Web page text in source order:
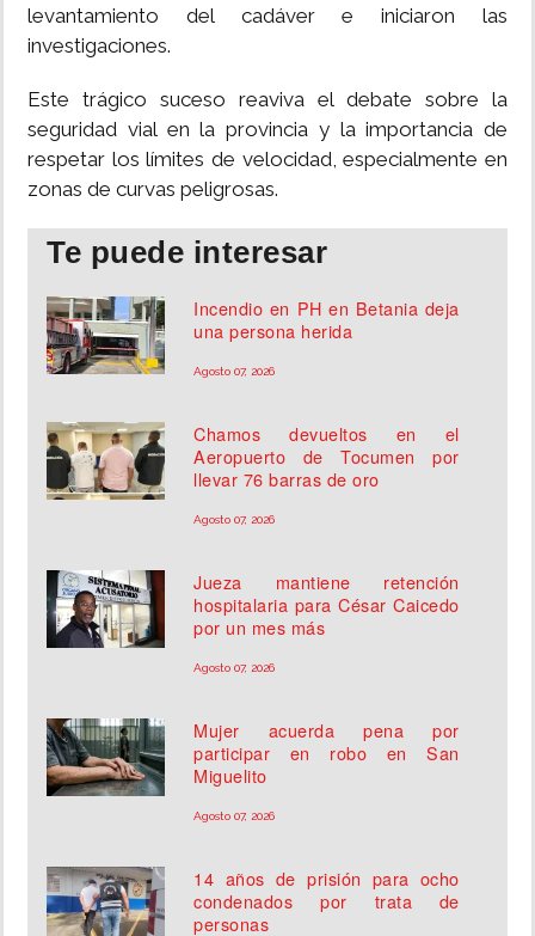
levantamiento del cadáver e iniciaron las
investigaciones.
Este trágico suceso reaviva el debate sobre la
seguridad vial en la provincia y la importancia de
respetar los límites de velocidad, especialmente en
zonas de curvas peligrosas.
Te puede interesar
Incendio en PH en Betania deja
una persona herida
Agosto 07, 2026
Chamos devueltos en el
Aeropuerto de Tocumen por
llevar 76 barras de oro
Agosto 07, 2026
Jueza mantiene retención
hospitalaria para César Caicedo
por un mes más
Agosto 07, 2026
Mujer acuerda pena por
participar en robo en San
Miguelito
Agosto 07, 2026
14 años de prisión para ocho
condenados por trata de
personas